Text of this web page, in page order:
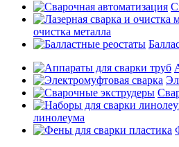
очистка металла
линолеума